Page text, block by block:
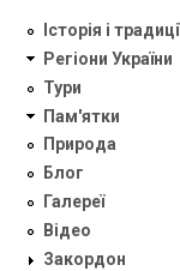
Історія і
Регіони України
Тури
Пам'ятки
Природа
Блог
Галереї
Відео
Закордон